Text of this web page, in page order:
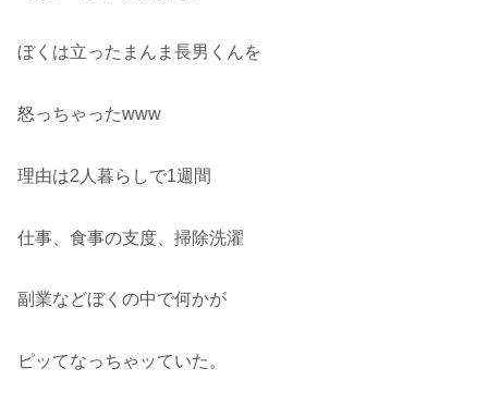
ぼくは立ったまんま長男くんを
怒っちゃったwww
理由は2人暮らしで1週間
仕事、食事の支度、掃除洗濯
副業などぼくの中で何かが
ピッてなっちゃッていた。